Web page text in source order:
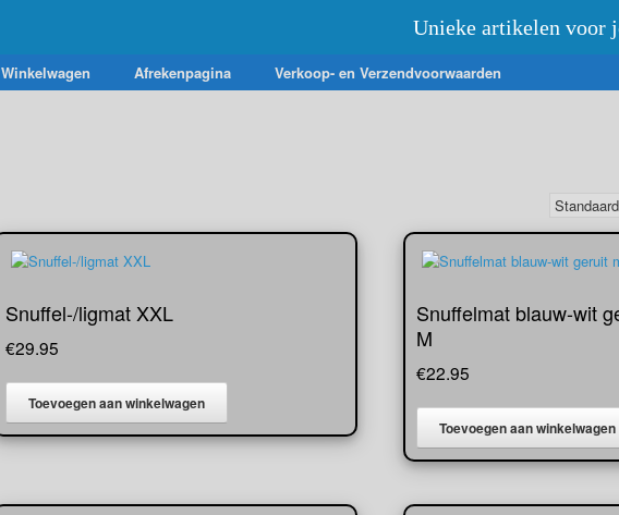
Unieke artikelen voor
Winkelwagen Afrekenpagina
Verkoop- en Verzendvoorwaarden
Snuffel-/ligmat XXL
€29.95
Toevoegen aan winkelwagen
Snuffelmat blauw-wit
M
€22.95
Toevoegen aan winkelwagen